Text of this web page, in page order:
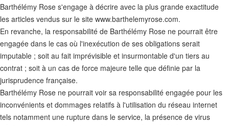
Barthélémy Rose s'engage à décrire avec la plus grande exactitude
les articles vendus sur le site www.barthelemyrose.com.
En revanche, la responsabilité de Barthélémy Rose ne pourrait être
engagée dans le cas où l'inexécution de ses obligations serait
imputable ; soit au fait imprévisible et insurmontable d'un tiers au
contrat ; soit à un cas de force majeure telle que définie par la
jurisprudence française.
Barthélémy Rose ne pourrait voir sa responsabilité engagée pour les
inconvénients et dommages relatifs à l'utilisation du réseau internet
tels notamment une rupture dans le service, la présence de virus